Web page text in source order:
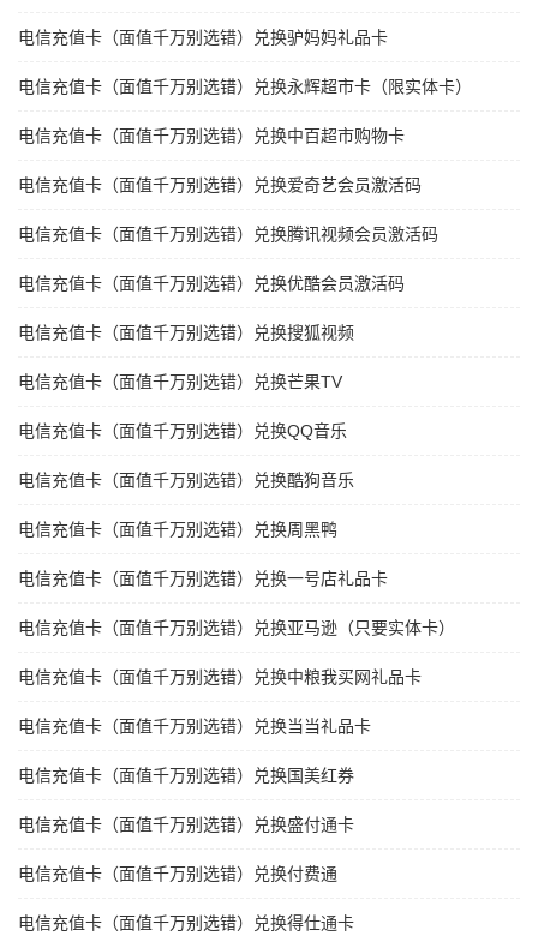
电信充值卡（面值千万别选错）兑换驴妈妈礼品卡
电信充值卡（面值千万别选错）兑换永辉超市卡（限实体卡）
电信充值卡（面值千万别选错）兑换中百超市购物卡
电信充值卡（面值千万别选错）兑换爱奇艺会员激活码
电信充值卡（面值千万别选错）兑换腾讯视频会员激活码
电信充值卡（面值千万别选错）兑换优酷会员激活码
电信充值卡（面值千万别选错）兑换搜狐视频
电信充值卡（面值千万别选错）兑换芒果TV
电信充值卡（面值千万别选错）兑换QQ音乐
电信充值卡（面值千万别选错）兑换酷狗音乐
电信充值卡（面值千万别选错）兑换周黑鸭
电信充值卡（面值千万别选错）兑换一号店礼品卡
电信充值卡（面值千万别选错）兑换亚马逊（只要实体卡）
电信充值卡（面值千万别选错）兑换中粮我买网礼品卡
电信充值卡（面值千万别选错）兑换当当礼品卡
电信充值卡（面值千万别选错）兑换国美红券
电信充值卡（面值千万别选错）兑换盛付通卡
电信充值卡（面值千万别选错）兑换付费通
电信充值卡（面值千万别选错）兑换得仕通卡